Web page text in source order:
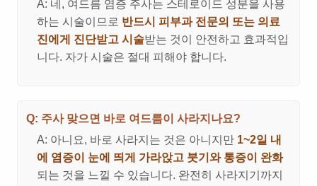
A: 네, 여드름 염증 주사는 스테로이드 성분을 사용
하는 시술이므로 반드시 피부과 전문의 또는 의료
진에게 진단받고 시술받는 것이 안전하고 효과적입
니다. 자가 시술은 절대 피해야 합니다.
Q: 주사 맞으면 바로 여드름이 사라지나요?
A: 아니요, 바로 사라지는 것은 아니지만 1~2일 내
에 염증이 눈에 띄게 가라앉고 붓기와 통증이 완화
되는 것을 느낄 수 있습니다. 완전히 사라지기까지